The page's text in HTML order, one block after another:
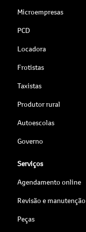
Microempresas
PCD
Locadora
Frotistas
Taxistas
Produtor rural
Autoescolas
Governo
Serviços
Agendamento online
Revisão e manutenção
Peças